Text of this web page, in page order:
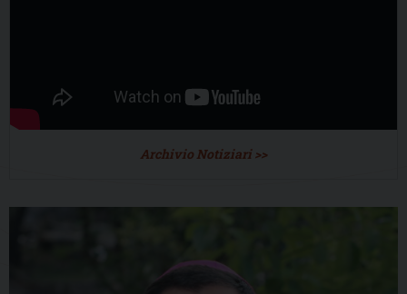
Archivio Notiziari >>